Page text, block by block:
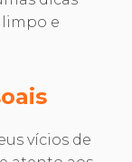
limpo e
vícios de